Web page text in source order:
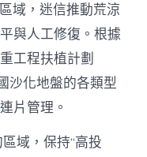
域，迷信推動荒涼
與人工修復。根據
工程扶植計劃
沙化地盤的各類型
片管理。
域，保持“高投